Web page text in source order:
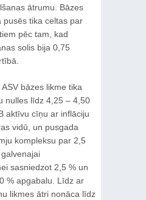
ātrumu. Bāzes
pusēs tika celtas par
pēc tam, kad
solis bija 0,75
bāzes likme tika
nulles līdz 4,25 – 4,50
aktīvu cīņu ar inflāciju
vidū, un pusgada
kompleksu par 2,5
sasniedzot 2,5 % un
% apgabalu. Līdz ar
likmes ātri nonāca līdz